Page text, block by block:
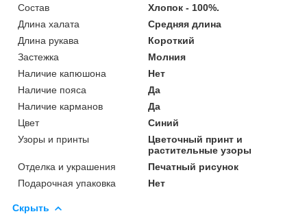
Состав
Хлопок - 100%.
Длина халата
Средняя длина
Длина рукава
Короткий
Застежка
Молния
Наличие капюшона
Нет
Наличие пояса
Да
Наличие карманов
Да
Цвет
Синий
Узоры и принты
Цветочный принт и
растительные узоры
Отделка и украшения
Печатный рисунок
Подарочная упаковка
Нет
Скрыть